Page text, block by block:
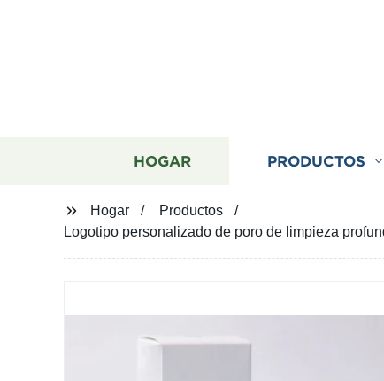
HOGAR PRODUCTOS
Hogar
Productos
Logotipo personalizado de poro de limpieza